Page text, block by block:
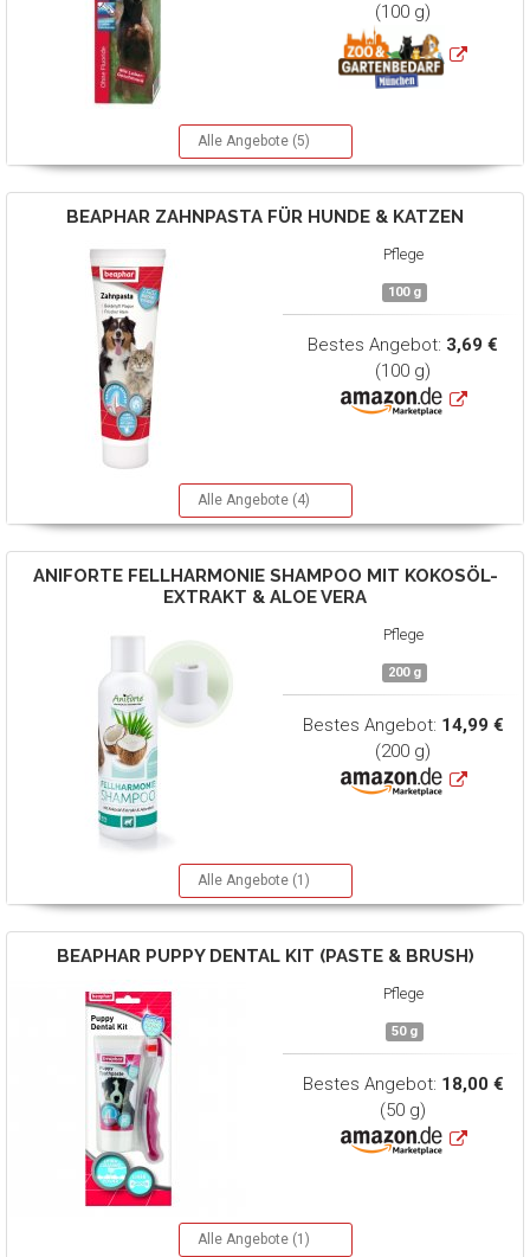
(100 g)
Alle Angebote (5)
BEAPHAR ZAHNPASTA FÜR HUNDE & KATZEN
Pflege
100 g
Bestes Angebot: 3,69 €
(100 g)
Alle Angebote (4)
ANIFORTEFELLHARMONIE SHAMPOO MIT KOKOSÖL-
EXTRAKT & ALOE VERA
Pflege
200 g
Bestes Angebot: 14,99 €
(200 g)
Alle Angebote (1)
BEAPHARPUPPY DENTAL KIT (PASTE & BRUSH)
Pflege
50 g
Bestes Angebot: 18,00 €
(50 g)
Alle Angebote (1)